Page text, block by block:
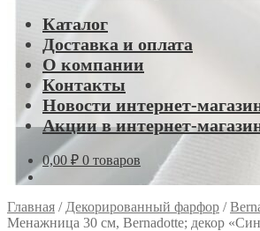
Каталог
Доставка и оплата
О компании
Контакты
Новости интернет-
Акции в интернет-
0,00 ₽ 0 товаров
Главная / Декорированный фарфор /
Менажница 30 см, Bernadotte; декор